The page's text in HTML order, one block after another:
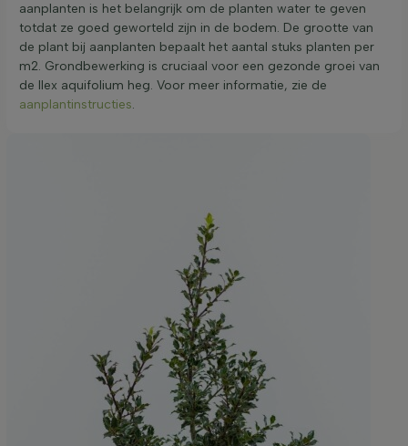
aanplanten is het belangrijk om de planten water te geven
totdat ze goed geworteld zijn in de bodem. De grootte van
de plant bij aanplanten bepaalt het aantal stuks planten per
m2. Grondbewerking is cruciaal voor een gezonde groei van
de Ilex aquifolium heg. Voor meer informatie, zie de
aanplantinstructies.